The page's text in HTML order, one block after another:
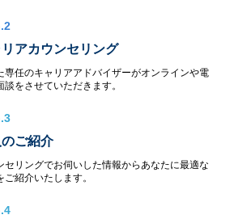
アカウンセリング
専任のキャリアアドバイザーがオンラインや電
談をさせていただきます。
ご紹介
セリングでお伺いした情報からあなたに最適な
ご紹介いたします。